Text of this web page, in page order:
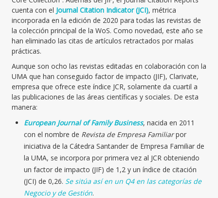
cuenta con el Journal Citation Indicator (JCI), métrica
incorporada en la edición de 2020 para todas las revistas de
la colección principal de la WoS. Como novedad, este año se
han eliminado las citas de artículos retractados por malas
prácticas.
Aunque son ocho las revistas editadas en colaboración con la
UMA que han conseguido factor de impacto (JIF), Clarivate,
empresa que ofrece este índice JCR, solamente da cuartil a
las publicaciones de las áreas científicas y sociales. De esta
manera:
European Journal of Family Business, nacida en 2011
con el nombre de Revista de Empresa Familiarpor
iniciativa de la Cátedra Santander de Empresa Familiar de
la UMA, se incorpora por primera vez al JCR obteniendo
un factor de impacto (JIF) de 1,2 y un índice de citación
(JCI) de 0,26. Se sitúa así en un Q4 en las categorías de
Negocio y de Gestión.